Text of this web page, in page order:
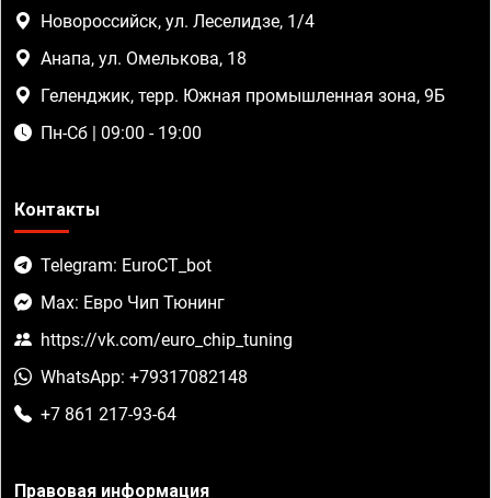
Новороссийск, ул. Леселидзе, 1/4
Анапа, ул. Омелькова, 18
Геленджик, терр. Южная промышленная зона, 9Б
Пн-Сб | 09:00 - 19:00
Контакты
Telegram: EuroCT_bot
Max: Евро Чип Тюнинг
https://vk.com/euro_chip_tuning
WhatsApp: +79317082148
+7 861 217-93-64
Правовая информация